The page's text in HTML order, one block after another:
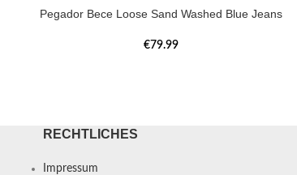
Pegador Bece Loose Sand Washed Blue Jeans
€79.99
RECHTLICHES
Impressum